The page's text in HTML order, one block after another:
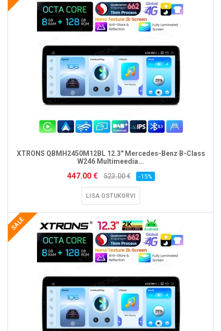
XTRONS QBMH2450M12BL 12.3" Mercedes-Benz B-Class
W246 Multimeedia...
447.00 € 523.00 € -15%
LISA OSTUKORVI
SALE